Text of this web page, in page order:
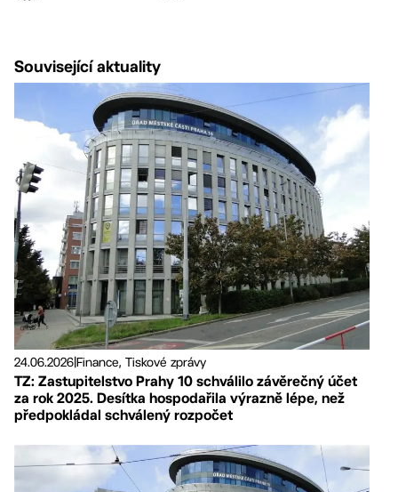
Související aktuality
24.06.2026|Finance, Tiskové zprávy
TZ: Zastupitelstvo Prahy 10 schválilo závěrečný účet
za rok 2025. Desítka hospodařila výrazně lépe, než
předpokládal schválený rozpočet